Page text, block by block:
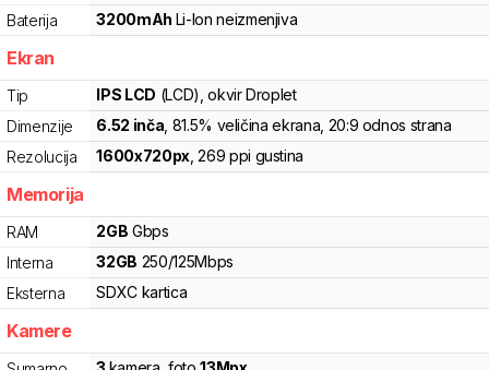
Baterija
3200mAh Li-Ion neizmenjiva
Ekran
Tip IPS LCD (LCD) , okvir Droplet
Dimenzije
6.52 inča , 81.5% veličina ekrana , 20:9 odnos strana
Rezolucija
1600x720px ,269 ppi gustina
Memorija
RAM 2GB Gbps
Interna
32GB 250/125Mbps
Eksterna
SDXC kartica
Kamere